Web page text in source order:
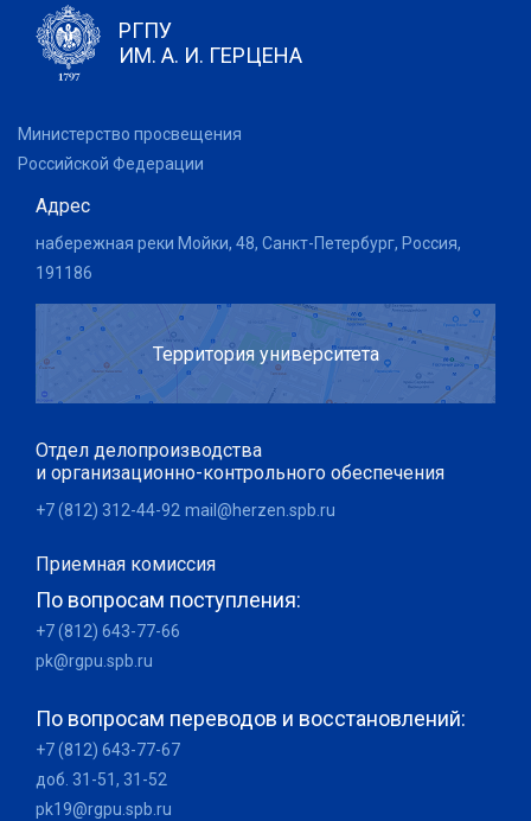
РГПУ
ИМ. А. И. ГЕРЦЕНА
Министерство просвещения
Российской Федерации
Адрес
набережная реки Мойки, 48, Санкт-Петербург, Россия,
191186
Территория университета
Отдел делопроизводства
и организационно-контрольного обеспечения
+7 (812) 312-44-92 mail@herzen.spb.ru
Приемная комиссия
По вопросам поступления:
+7 (812) 643-77-66
pk@rgpu.spb.ru
По вопросам переводов и восстановлений:
+7 (812) 643-77-67
доб. 31-51, 31-52
pk19@rgpu.spb.ru